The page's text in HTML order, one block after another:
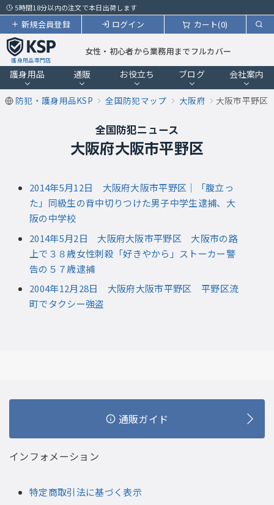
5時間18分以内の注文で本日出荷します
カート(0)
ログイン
新規会員登録
護身用品専門店
女性・初心者から業務用までフルカバー
護身用品 通販 お役立ち ブログ 会社案内
防犯・護身用品KSP 全国防犯マップ 大阪府 大阪市平野区
全国防犯ニュース
大阪府大阪市平野区
2014年5月12日 大阪府大阪市平野区｜「腹立っ
た」同級生の背中切りつけた男子中学生逮捕、大
阪の中学校
2014年5月2日 大阪府大阪市平野区 大阪市の路
上で３８歳女性刺殺「好きやから」ストーカー警
告の５７歳逮捕
2004年12月28日 大阪府大阪市平野区 平野区流
町でタクシー強盗
通販ガイド
インフォメーション
特定商取引法に基づく表示